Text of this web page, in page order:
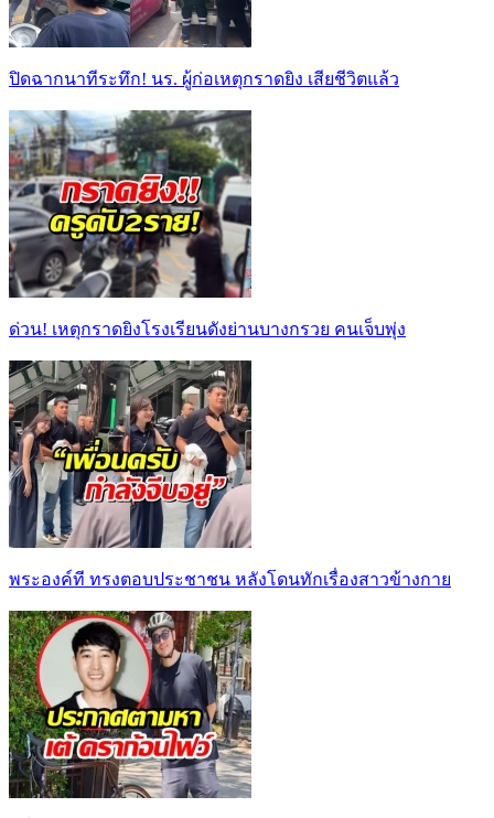
ปิดฉากนาทีระทึก! นร. ผู้ก่อเหตุกราดยิง เสียชีวิตแล้ว
ด่วน! เหตุกราดยิงโรงเรียนดังย่านบางกรวย คนเจ็บพุ่ง
พระองค์ที ทรงตอบประชาชน หลังโดนทักเรื่องสาวข้างกาย